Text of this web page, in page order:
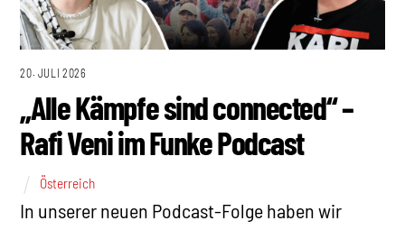
20. JULI 2026
„Alle Kämpfe sind connected“ –
Rafi Veni im Funke Podcast
Österreich
In unserer neuen Podcast-Folge haben wir